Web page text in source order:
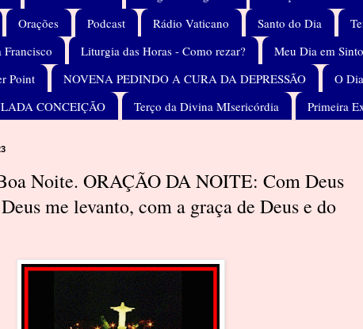
Orações Podcast Rádio Vaticano Santo do Dia
Francisco
Liturgia das Horas - Como rezar?
Meu Dia em
Point
NOVENA PEDINDO A CURA DA DEPRESSÃO
O
CONCEIÇÃO
Terço da Divina MIsericórdia Primeira
Noite. ORAÇÃO DA NOITE: Com Deus
me levanto, com a graça de Deus e do